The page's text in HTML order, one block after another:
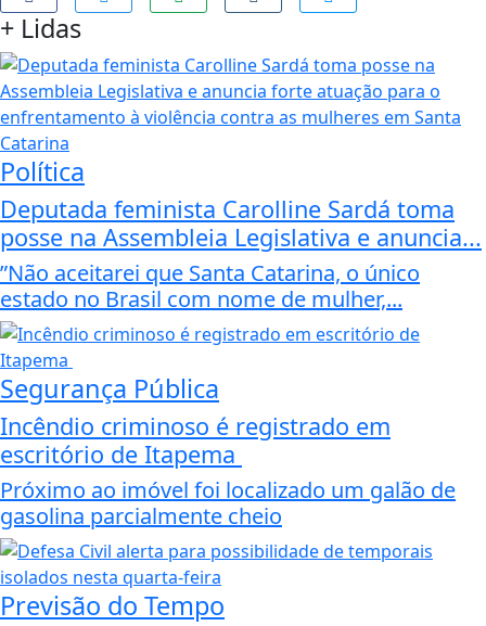
+ Lidas
Política
Deputada feminista Carolline Sardá toma
posse na Assembleia Legislativa e anuncia...
”Não aceitarei que Santa Catarina, o único
estado no Brasil com nome de mulher,...
Segurança Pública
Incêndio criminoso é registrado em
escritório de Itapema
Próximo ao imóvel foi localizado um galão de
gasolina parcialmente cheio
Previsão do Tempo